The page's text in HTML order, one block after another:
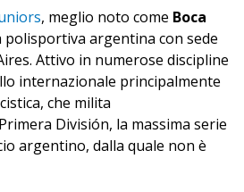
, meglio noto come Boca
polisportiva argentina con sede
Attivo in numerose discipline
internazionale principalmente
che milita
División, la massima serie
argentino, dalla quale non è